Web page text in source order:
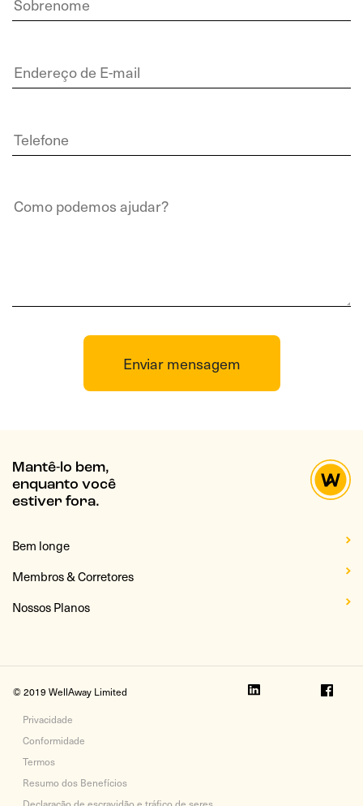
Enviar mensagem
Mantê-lo bem,
enquanto você
estiver fora.
Bem longe
Membros & Corretores
Nossos Planos
© 2019 WellAway Limited
Privacidade
Conformidade
Termos
Resumo dos Benefícios